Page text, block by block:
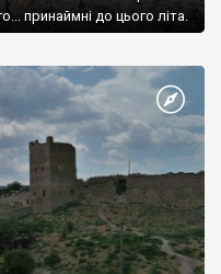
принаймні до цього літа.